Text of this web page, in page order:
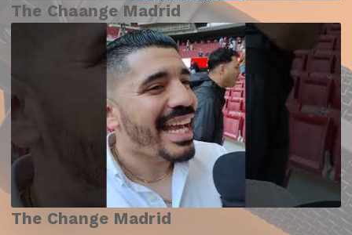
The Chaange Madrid
The Change Madrid